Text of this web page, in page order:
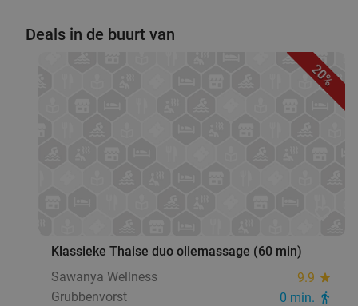
Deals in de buurt van
20%
Klassieke Thaise duo oliemassage (60 min)
Sawanya Wellness
9.9 star
Grubbenvorst 0 min. directions_walk